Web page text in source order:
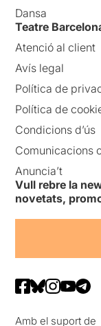
Dansa
Teatre
Atenció al client
Avís legal
Política de
Política de
Condicions d’ús
Comunicacions
Anuncia’t
Vull rebre la
novetats,
Amb el suport de